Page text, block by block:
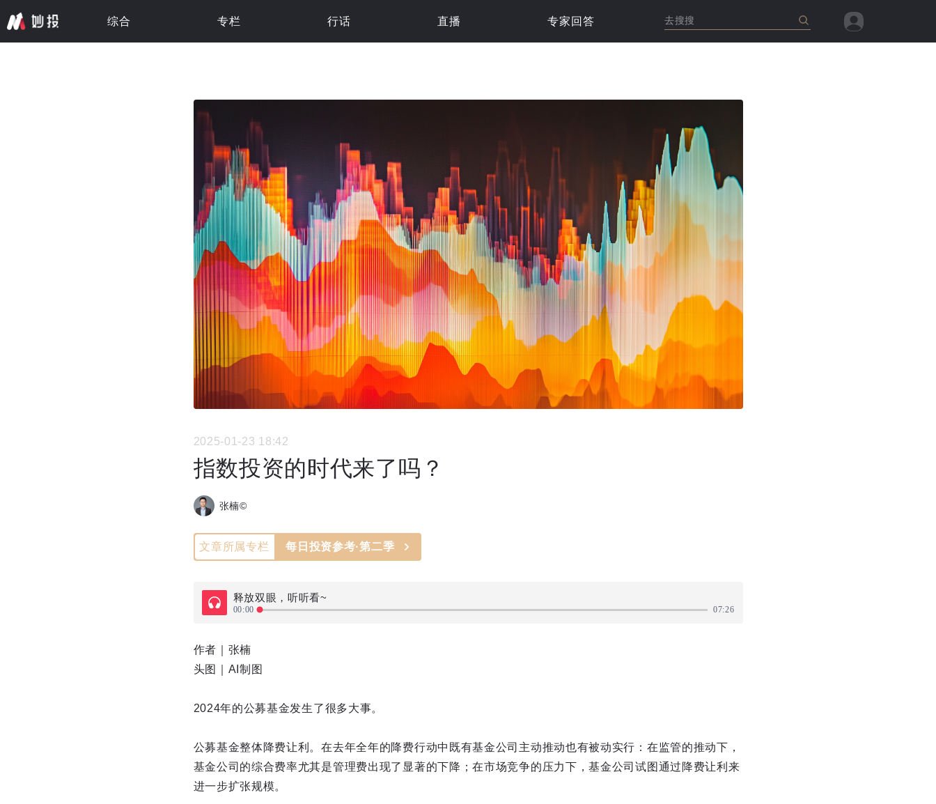
综合 专栏 行话 直播 专家回答 去搜搜
2025-01-23 18:42
指数投资的时代来了吗？
张楠©
文章所属专栏 每日投资参考·第二季
释放双眼，听听看~
00:00 07:26
作者｜张楠
头图｜AI制图
2024年的公募基金发生了很多大事。
公募基金整体降费让利。在去年全年的降费行动中既有基金公司主动推动也有被动实行：在监管的推动下，
基金公司的综合费率尤其是管理费出现了显著的下降；在市场竞争的压力下，基金公司试图通过降费让利来
进一步扩张规模。